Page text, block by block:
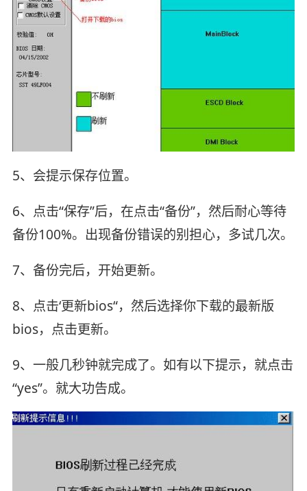
5、会提示保存位置。
6、点击“保存”后，在点击“备份”，然后耐心等待
备份100%。出现备份错误的别担心，多试几次。
7、备份完后，开始更新。
8、点击‘更新bios“，然后选择你下载的最新版
bios，点击更新。
9、一般几秒钟就完成了。如有以下提示，就点击
“yes”。就大功告成。